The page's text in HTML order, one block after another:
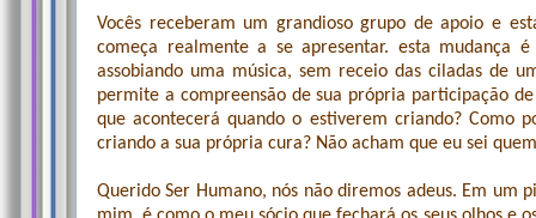
Vocês receberam um grandioso grupo de apoio e
começa realmente a se apresentar. esta mudança
assobiando uma música, sem receio das ciladas de
permite a compreensão de sua própria participação
que acontecerá quando o estiverem criando? Como
criando a sua própria cura? Não acham que eu sei
Querido Ser Humano, nós não diremos adeus. Em um